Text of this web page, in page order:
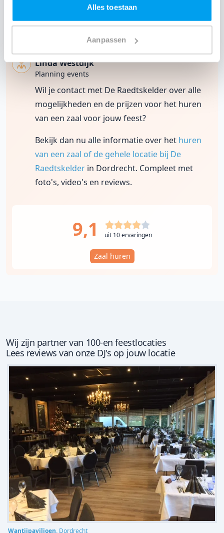
Alles toestaan
Aanpassen
Laad nog 10 klantervaringen
Contact met De Raedtskelder
Linda Westdijk
Planning events
Wil je contact met De Raedtskelder over alle
mogelijkheden en de prijzen voor het huren
van een zaal voor jouw feest?
Bekijk dan nu alle informatie over het huren
van een zaal of de gehele locatie bij De
Raedtskelder in Dordrecht. Compleet met
foto's, video's en reviews.
9,1 uit 10 ervaringen
Zaal huren
Wij zijn partner van 100-en feestlocaties
Lees reviews van onze DJ's op jouw locatie
Wantijpaviljoen, Dordrecht